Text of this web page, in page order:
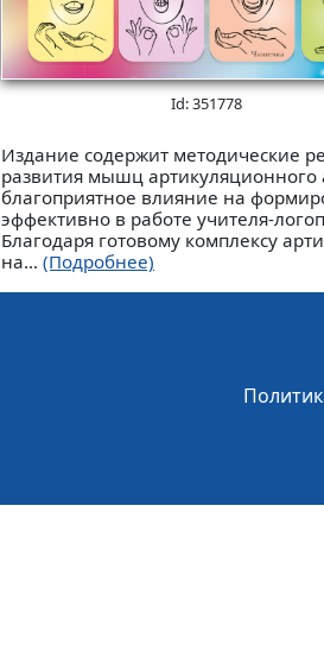
Id: 351778
Издание содержит методические
развития мышц артикуляционного
благоприятное влияние на
эффективно в работе учителя-
Благодаря готовому комплексу
на... (Подробнее)